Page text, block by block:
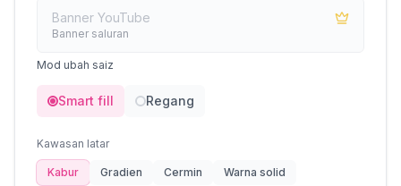
Banner YouTube
Banner saluran
Mod ubah saiz
Smart fill Regang
Kawasan latar
Kabur Gradien Cermin Warna solid